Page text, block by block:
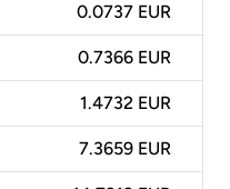
0.0737 EUR
0.7366 EUR
1.4732 EUR
7.3659 EUR